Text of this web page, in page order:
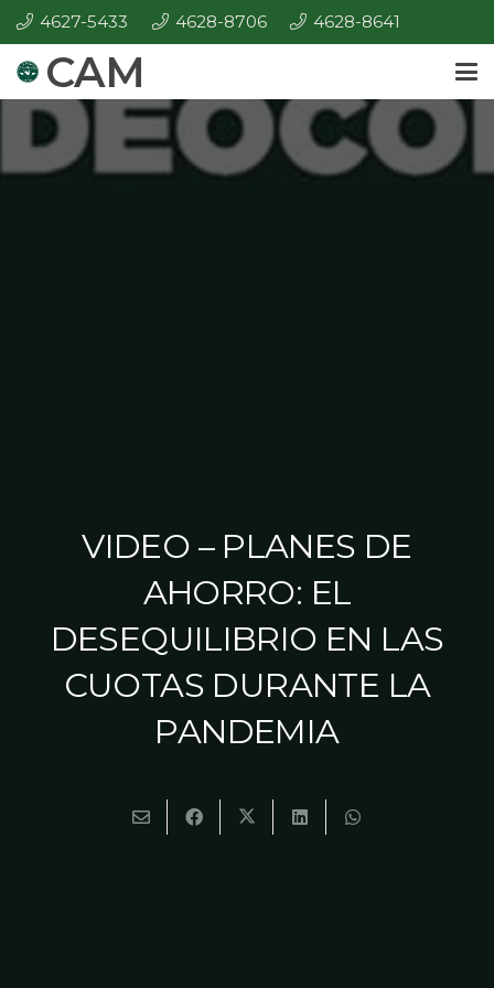
4627-5433 4628-8706 4628-8641
CAM
VIDEO – PLANES DE
AHORRO: EL
DESEQUILIBRIO EN LAS
CUOTAS DURANTE LA
PANDEMIA